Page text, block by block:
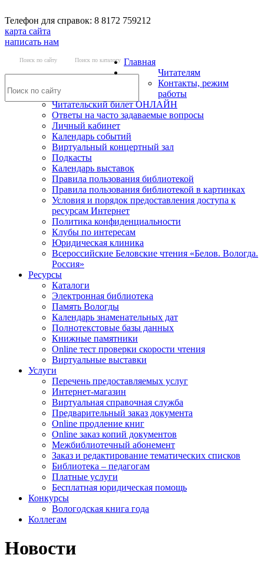
Телефон для справок: 8 8172 759212
карта сайта
написать нам
Поиск по сайту Поиск по каталогу Главная
Читателям
Контакты, режим
работы
Читательский билет ОНЛАЙН
Ответы на часто задаваемые вопросы
Личный кабинет
Календарь событий
Виртуальный концертный зал
Подкасты
Календарь выставок
Правила пользования библиотекой
Правила пользования библиотекой в картинках
Условия и порядок предоставления доступа к
ресурсам Интернет
Политика конфиденциальности
Клубы по интересам
Юридическая клиника
Всероссийские Беловские чтения «Белов. Вологда.
Россия»
Ресурсы
Каталоги
Электронная библиотека
Память Вологды
Календарь знаменательных дат
Полнотекстовые базы данных
Книжные памятники
Online тест проверки скорости чтения
Виртуальные выставки
Услуги
Перечень предоставляемых услуг
Интернет-магазин
Виртуальная справочная служба
Предварительный заказ документа
Online продление книг
Online заказ копий документов
Межбиблиотечный абонемент
Заказ и редактирование тематических списков
Библиотека – педагогам
Платные услуги
Бесплатная юридическая помощь
Конкурсы
Вологодская книга года
Коллегам
Новости